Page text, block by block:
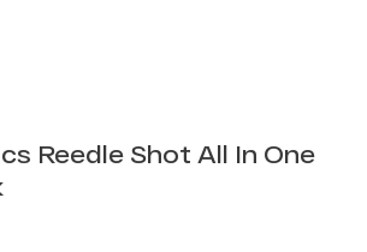
Reedle Shot All In One